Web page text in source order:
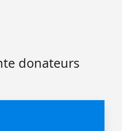
donateurs